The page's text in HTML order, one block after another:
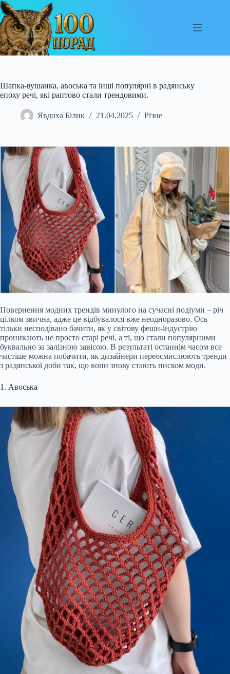
Перейти
до
вмісту
Шапка-вушанка, авоська та інші популярні в радянську
епоху речі, які раптово стали трендовими.
Явдоха Білик 21.04.2025 Різне
Повернення модних трендів минулого на сучасні подіуми – річ
цілком звична, адже це відбувалося вже неодноразово. Ось
тільки несподівано бачити, як у світову фешн-індустрію
проникають не просто старі речі, а ті, що стали популярними
буквально за залізною завісою. В результаті останнім часом все
частіше можна побачити, як дизайнери переосмислюють тренди
з радянської доби так, що вони знову стають писком моди.
1. Авоська